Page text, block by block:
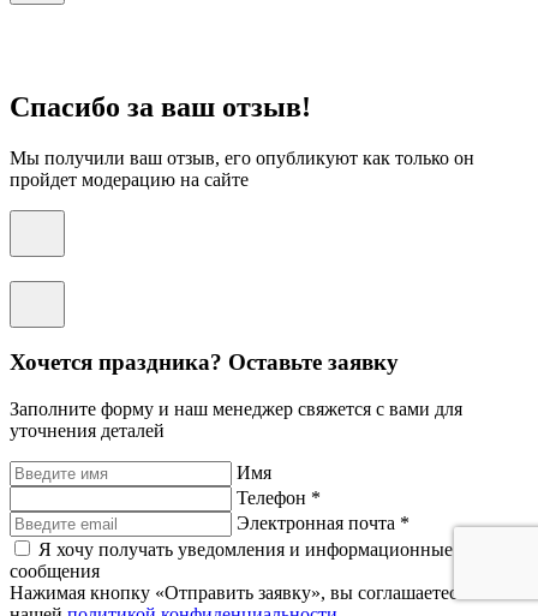
Спасибо за ваш отзыв!
Мы получили ваш отзыв, его опубликуют как только он
пройдет модерацию на сайте
Хочется праздника? Оставьте заявку
Заполните форму и наш менеджер свяжется с вами для
уточнения деталей
Имя
Телефон *
Электронная почта *
Я хочу получать уведомления и информационные
сообщения
Нажимая кнопку «Отправить заявку», вы соглашаетесь с